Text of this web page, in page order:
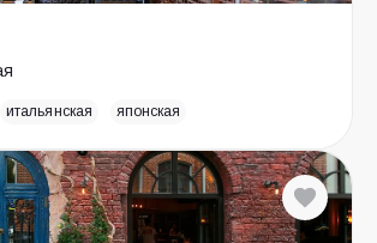
итальянская японская